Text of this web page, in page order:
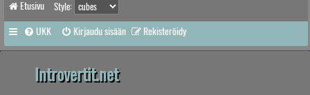
Etusivu Style:
UKK Kirjaudu sisään Rekisteröidy
Introvertit.net